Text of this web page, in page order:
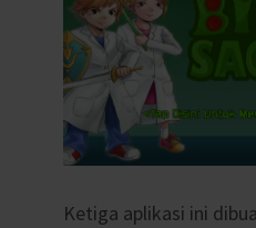
Ketiga aplikasi ini